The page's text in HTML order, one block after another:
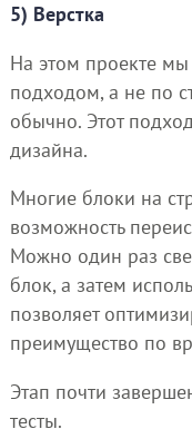
5) Верстка
На этом проекте
подходом, а не по
обычно. Этот
дизайна.
Многие блоки на
возможность
Можно один раз
блок, а затем
позволяет
преимущество по
Этап почти
тесты.